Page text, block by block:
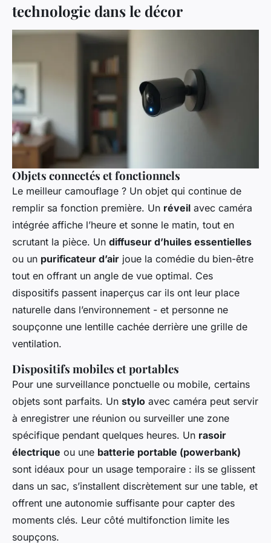
technologie dans le décor
Objets connectés et fonctionnels
Le meilleur camouflage ? Un objet qui continue de
remplir sa fonction première. Un réveil avec caméra
intégrée affiche l’heure et sonne le matin, tout en
scrutant la pièce. Un diffuseur d’huiles essentielles
ou un purificateur d’air joue la comédie du bien-être
tout en offrant un angle de vue optimal. Ces
dispositifs passent inaperçus car ils ont leur place
naturelle dans l’environnement - et personne ne
soupçonne une lentille cachée derrière une grille de
ventilation.
Dispositifs mobiles et portables
Pour une surveillance ponctuelle ou mobile, certains
objets sont parfaits. Un stylo avec caméra peut servir
à enregistrer une réunion ou surveiller une zone
spécifique pendant quelques heures. Un rasoir
électrique ou une batterie portable (powerbank)
sont idéaux pour un usage temporaire : ils se glissent
dans un sac, s’installent discrètement sur une table, et
offrent une autonomie suffisante pour capter des
moments clés. Leur côté multifonction limite les
soupçons.